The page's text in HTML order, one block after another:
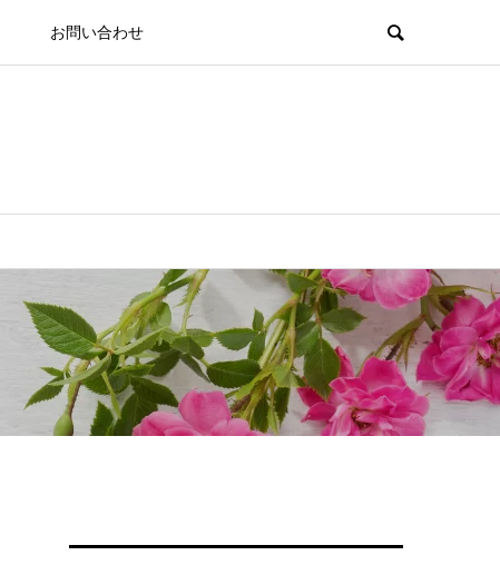
お問い合わせ